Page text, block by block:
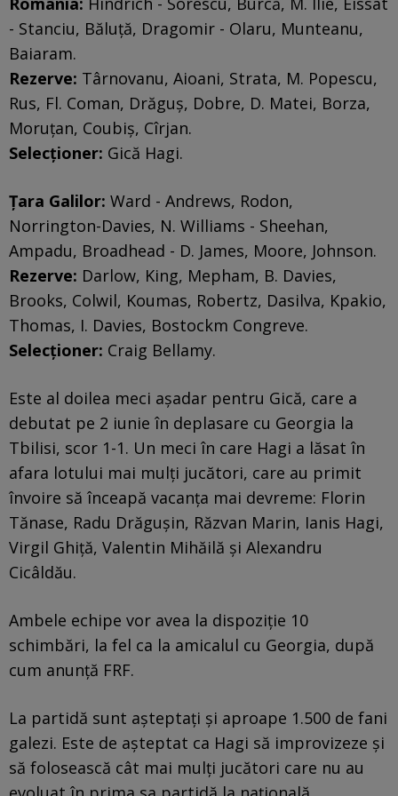
- Stanciu, Băluță, Dragomir - Olaru, Munteanu,
Baiaram.
Rezerve: Târnovanu, Aioani, Strata, M. Popescu,
Rus, Fl. Coman, Drăguș, Dobre, D. Matei, Borza,
Moruțan, Coubiș, Cîrjan.
Selecționer: Gică Hagi.
Țara Galilor: Ward - Andrews, Rodon,
Norrington-Davies, N. Williams - Sheehan,
Ampadu, Broadhead - D. James, Moore, Johnson.
Rezerve: Darlow, King, Mepham, B. Davies,
Brooks, Colwil, Koumas, Robertz, Dasilva, Kpakio,
Thomas, I. Davies, Bostockm Congreve.
Selecționer: Craig Bellamy.
Este al doilea meci așadar pentru Gică, care a
debutat pe 2 iunie în deplasare cu Georgia la
Tbilisi, scor 1-1. Un meci în care Hagi a lăsat în
afara lotului mai mulți jucători, care au primit
învoire să înceapă vacanța mai devreme: Florin
Tănase, Radu Drăgușin, Răzvan Marin, Ianis Hagi,
Virgil Ghiță, Valentin Mihăilă și Alexandru
Cicâldău.
Ambele echipe vor avea la dispoziție 10
schimbări, la fel ca la amicalul cu Georgia, după
cum anunță FRF.
La partidă sunt așteptați și aproape 1.500 de fani
galezi. Este de așteptat ca Hagi să improvizeze și
să folosească cât mai mulți jucători care nu au